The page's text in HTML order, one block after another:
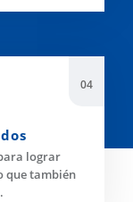
lograr
que también